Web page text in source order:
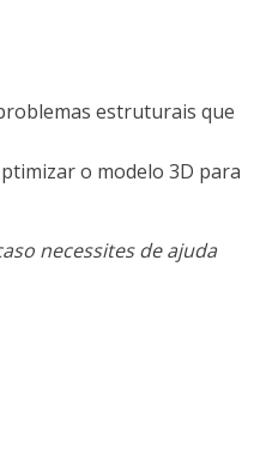
estruturais que
o modelo 3D para
necessites de ajuda